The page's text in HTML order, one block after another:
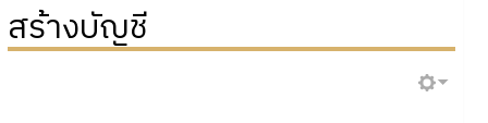
สร้างบัญชี